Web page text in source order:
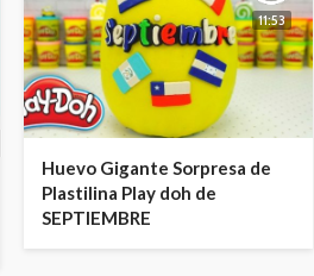
11:53
Huevo Gigante Sorpresa de
Plastilina Play doh de
SEPTIEMBRE